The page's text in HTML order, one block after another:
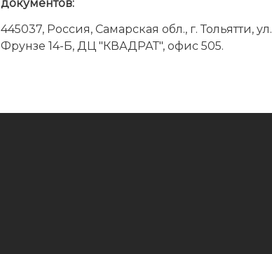
документов:
445037, Россия, Самарская обл., г. Тольятти, ул.
Фрунзе 14-Б, ДЦ "КВАДРАТ", офис 505.